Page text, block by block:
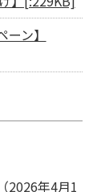
ン】
2026年4月1